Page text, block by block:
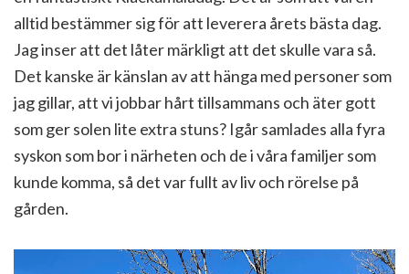
alltid bestämmer sig för att leverera årets bästa dag.
Jag inser att det låter märkligt att det skulle vara så.
Det kanske är känslan av att hänga med personer som
jag gillar, att vi jobbar hårt tillsammans och äter gott
som ger solen lite extra stuns? Igår samlades alla fyra
syskon som bor i närheten och de i våra familjer som
kunde komma, så det var fullt av liv och rörelse på
gården.